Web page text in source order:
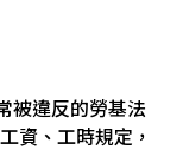
被違反的勞基法
資、工時規定，